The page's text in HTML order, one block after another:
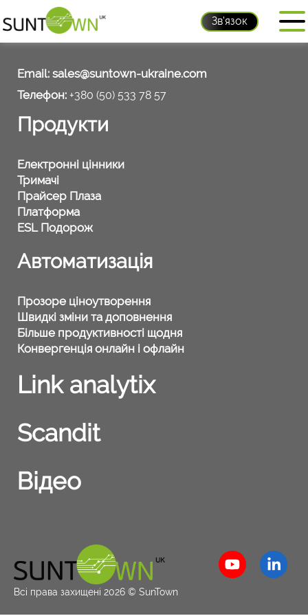
Зв'язок
Контакти
Email: sales@suntown-ukraine.com
Телефон: +380 (50) 533 78 57
Продукти
Електронні цінники
Тримачі
Прайсер Плаза
Платформа
ESL Подорож
Автоматизація
Прозоре ціноутворення
Швидкі зміни та доповнення
Більше продуктивності щодня
Конвергенція онлайн і офлайн
Link analytix
Scandit
Відео
Всі права захищені 2026 © SunTown